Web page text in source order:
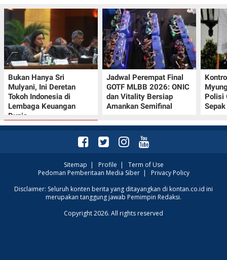
Bukan Hanya Sri
Mulyani, Ini Deretan
Tokoh Indonesia di
Lembaga Keuangan
Dunia
Jadwal Perempat Final
GOTF MLBB 2026: ONIC
dan Vitality Bersiap
Amankan Semifinal
Polisi
Promo JSM Superindo
7–9 Agustus 2026,
Rp37.900 hingga Buah
Sitemap | Profile | Term of Use
Pedoman Pemberitaan Media Siber| Privacy Policy
Disclaimer: Seluruh konten berita yang ditayangkan di kontan.co.id ini
merupakan tanggung jawab Pemimpin Redaksi.
Copyright 2026. All rights reserved